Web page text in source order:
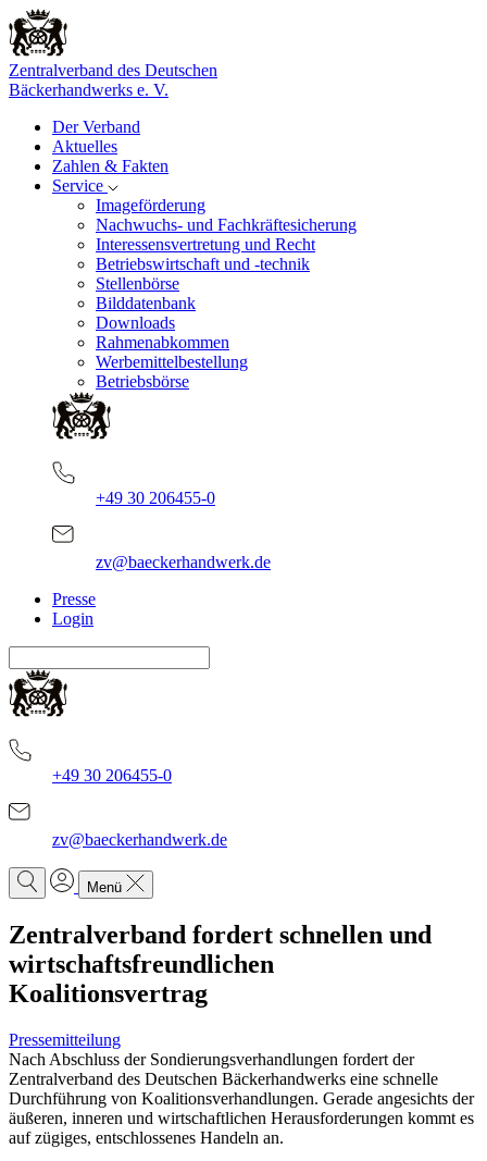
Zentralverband des Deutschen
Bäckerhandwerks e. V.
Der Verband
Aktuelles
Zahlen & Fakten
Service
Imageförderung
Nachwuchs- und Fachkräftesicherung
Interessensvertretung und Recht
Betriebswirtschaft und -technik
Stellenbörse
Bilddatenbank
Downloads
Rahmenabkommen
Werbemittelbestellung
Betriebsbörse
+49 30 206455-0
zv@baeckerhandwerk.de
Presse
Login
+49 30 206455-0
zv@baeckerhandwerk.de
Menü
Zentralverband fordert schnellen und
wirtschaftsfreundlichen
Koalitionsvertrag
Pressemitteilung
Nach Abschluss der Sondierungsverhandlungen fordert der
Zentralverband des Deutschen Bäckerhandwerks eine schnelle
Durchführung von Koalitionsverhandlungen. Gerade angesichts der
äußeren, inneren und wirtschaftlichen Herausforderungen kommt es
auf zügiges, entschlossenes Handeln an.